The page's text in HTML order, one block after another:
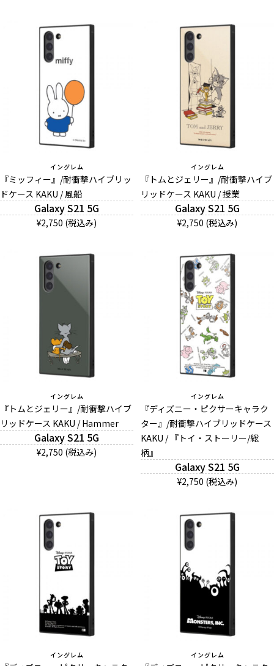
イングレム
『ミッフィー』/耐衝撃ハイブリッ
ドケース KAKU / 風船
Galaxy S21 5G
¥2,750 (税込み)
イングレム
『トムとジェリー』/耐衝撃ハイブ
リッドケース KAKU / 授業
Galaxy S21 5G
¥2,750 (税込み)
イングレム
『トムとジェリー』/耐衝撃ハイブ
リッドケース KAKU / Hammer
Galaxy S21 5G
¥2,750 (税込み)
イングレム
『ディズニー・ピクサーキャラク
ター』/耐衝撃ハイブリッドケース
KAKU / 『トイ・ストーリー/総
柄』
Galaxy S21 5G
¥2,750 (税込み)
イングレム イングレム